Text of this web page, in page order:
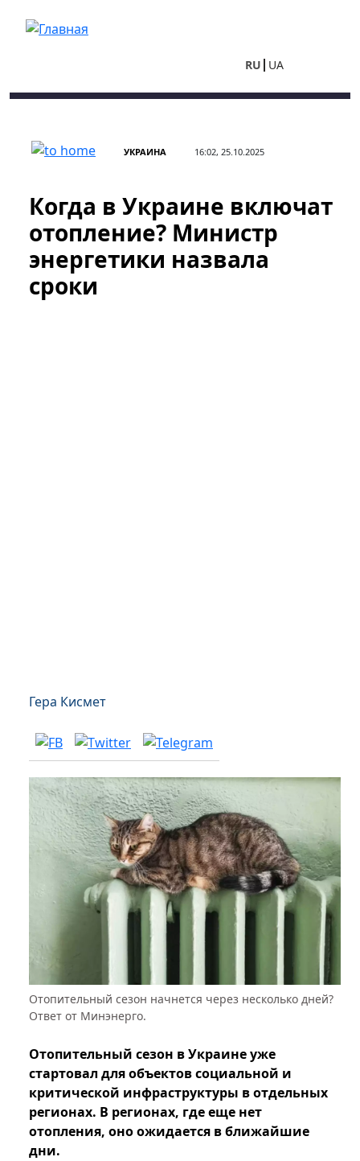
RU UA
УКРАИНА 16:02, 25.10.2025
Когда в Украине включат
отопление? Министр
энергетики назвала
сроки
Гера Кисмет
Отопительный сезон начнется через несколько дней?
Ответ от Минэнерго.
Отопительный сезон в Украине уже
стартовал для объектов социальной и
критической инфраструктуры в отдельных
регионах. В регионах, где еще нет
отопления, оно ожидается в ближайшие
дни.